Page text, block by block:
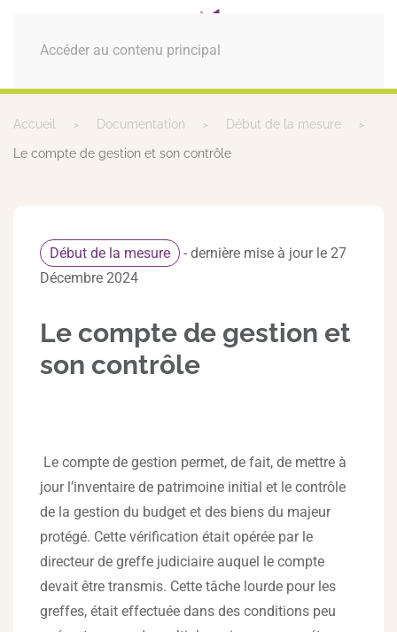
Accéder au contenu principal
MENU
Accueil Documentation Début de la mesure
Le compte de gestion et son contrôle
Début de la mesure
- dernière mise à jour le 27
Décembre 2024
Le compte de gestion et
son contrôle
Le compte de gestion permet, de fait, de mettre à
jour l’inventaire de patrimoine initial et le contrôle
de la gestion du budget et des biens du majeur
protégé. Cette vérification était opérée par le
directeur de greffe judiciaire auquel le compte
devait être transmis. Cette tâche lourde pour les
greffes, était effectuée dans des conditions peu